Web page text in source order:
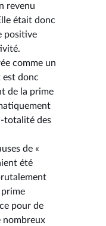
revenu
était donc
positive
comme un
est donc
de la prime
totalité des
de «
été
pour de
nombreux